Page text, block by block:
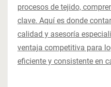
procesos de tejido,
clave. Aquí es donde
calidad y asesoría
ventaja competitiva para
eficiente y consistente en